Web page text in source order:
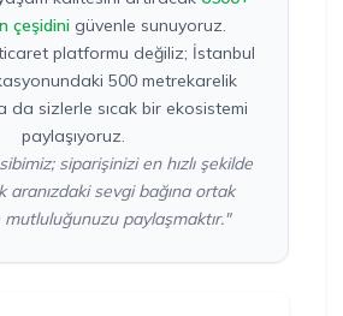
çeşidinigüvenle sunuyoruz.
platformu değiliz; İstanbul
500 metrekarelik
da sizlerle sıcak bir ekosistemi
paylaşıyoruz.
siparişinizi en hızlı şekilde
aranızdaki sevgi bağına ortak
paylaşmaktır."